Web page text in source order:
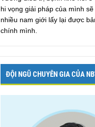
hi vọng giải pháp của mình
nhiều nam giới lấy lại được
chính mình.
ĐỘI NGŨ CHUYÊN GIA CỦA